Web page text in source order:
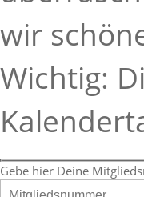
wir
Wichtig:
Gebe hier Deine